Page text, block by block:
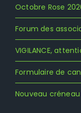
Octobre Rose
Forum des
VIGILANCE,
Formulaire de
Nouveau